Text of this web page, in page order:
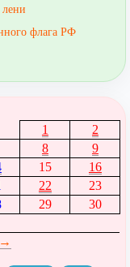
флага РФ
1
2
8
9
15
16
22
23
29
30